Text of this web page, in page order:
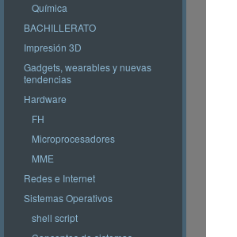
Química
BACHILLERATO
Impresión 3D
Gadgets, wearables y nuevas
tendencias
Hardware
FH
Microprocesadores
MME
Redes e Internet
Sistemas Operativos
shell script